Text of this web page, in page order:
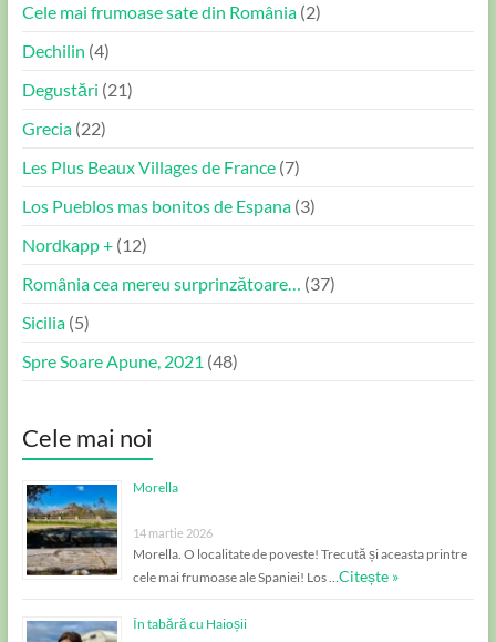
Cele mai frumoase sate din România(2)
Dechilin (4)
Degustări (21)
Grecia(22)
Les Plus Beaux Villages de France(7)
Los Pueblos mas bonitos de Espana(3)
Nordkapp +(12)
România cea mereu surprinzătoare… (37)
Sicilia(5)
Spre Soare Apune, 2021 (48)
Cele mai noi
Morella
14 martie 2026
Morella. O localitate de poveste! Trecută și aceasta printre
cele mai frumoase ale Spaniei! Los …Citește »
În tabără cu Haioșii